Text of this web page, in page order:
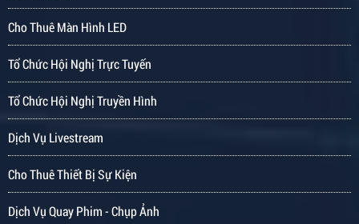
Cho Thuê Màn Hình LED
Tổ Chức Hội Nghị Trực Tuyến
Tổ Chức Hội Nghị Truyền Hình
Dịch Vụ Livestream
Cho Thuê Thiết Bị Sự Kiện
Dịch Vụ Quay Phim - Chụp Ảnh